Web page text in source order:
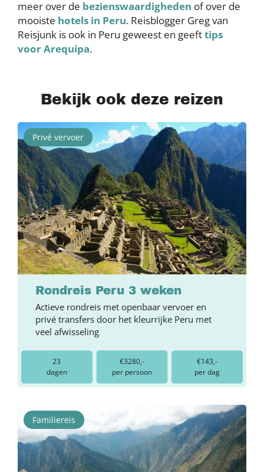
meer over de bezienswaardigheden of over de
mooiste hotels in Peru. Reisblogger Greg van
Reisjunk is ook in Peru geweest en geefttips
voor Arequipa.
Bekijk ook deze reizen
Privé vervoer
Rondreis Peru 3 weken
Actieve rondreis met openbaar vervoer en
privé transfers door het kleurrijke Peru met
veel afwisseling
23
dagen
€3280,-
per persoon
€143,-
per dag
Familiereis